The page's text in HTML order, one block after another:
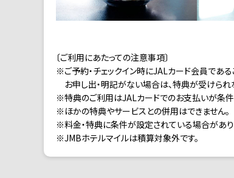
〔ご利用にあたっての注意事項〕
※ご予約・チェックイン時にJALカード会員である
お申し出・明記がない場合は、特典が受けられ
※特典のご利用はJALカードでのお支払いが条件
※ほかの特典やサービスとの併用はできません。
※料金・特典に条件が設定されている場合があり
※JMBホテルマイルは積算対象外です。